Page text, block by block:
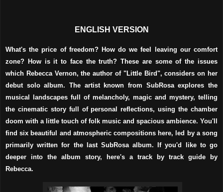
ENGLISH VERSION
What's the price of freedom? How do we feel leaving our comfort
zone? How is it to face the truth? These are some of the issues
which Rebecca Vernon, the author of "Little Bird", considers on her
debut solo album. The artist known from SubRosa explores the
musical landscapes full of melancholy, magic and mystery, telling
the cinematic story full of personal reflections, using the chamber
doom with a little touch of folk music and spacious ambience. You'll
find six beautiful and atmospheric compositions here, led by a song
primarily written for the last SubRosa album. If you'd like to go
deeper into the album story, here's a track by track guide by
Rebecca.